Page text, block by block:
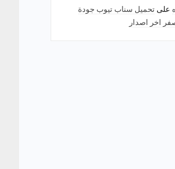
على تحميل سناب تيوب جودة
اخر اصدار